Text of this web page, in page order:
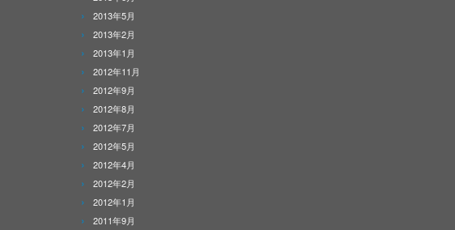
2013年5月
2013年2月
2013年1月
2012年11月
2012年9月
2012年8月
2012年7月
2012年5月
2012年4月
2012年2月
2012年1月
2011年9月